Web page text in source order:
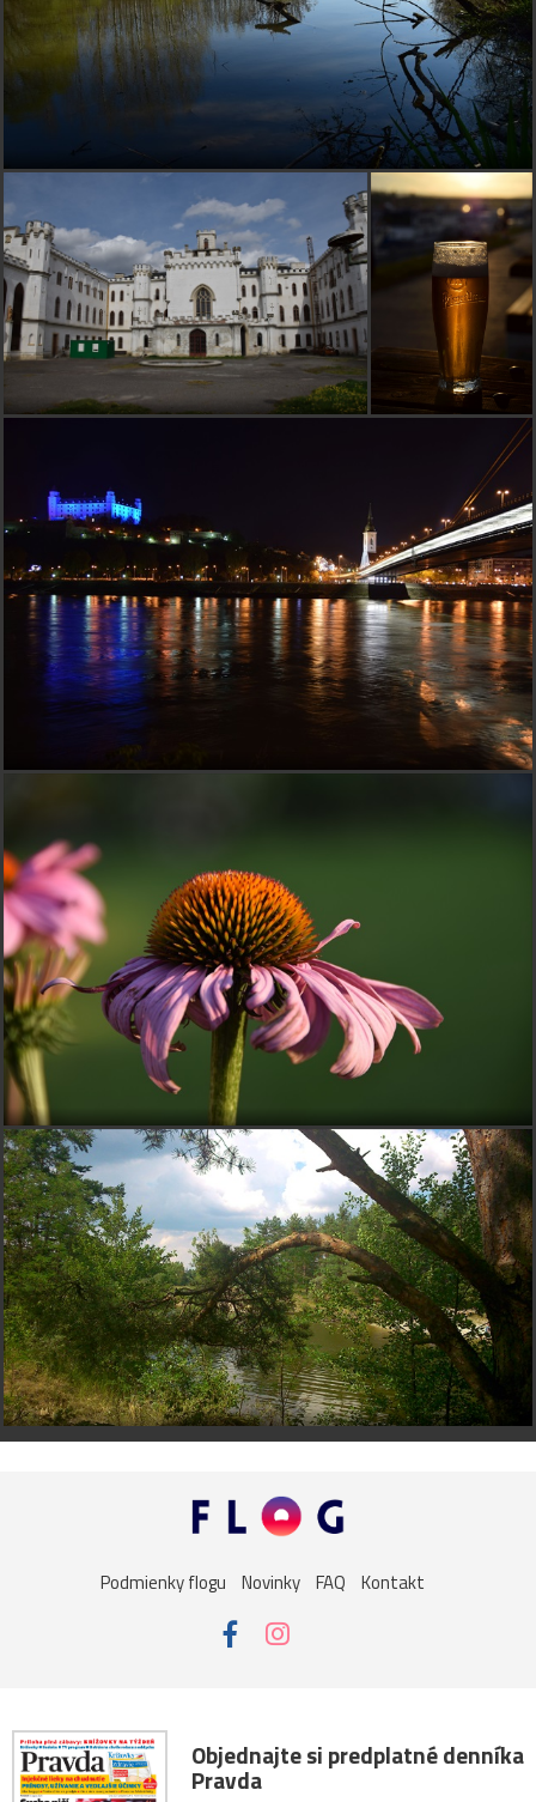
Podmienky flogu Novinky FAQ Kontakt
Objednajte si predplatné denníka
Pravda